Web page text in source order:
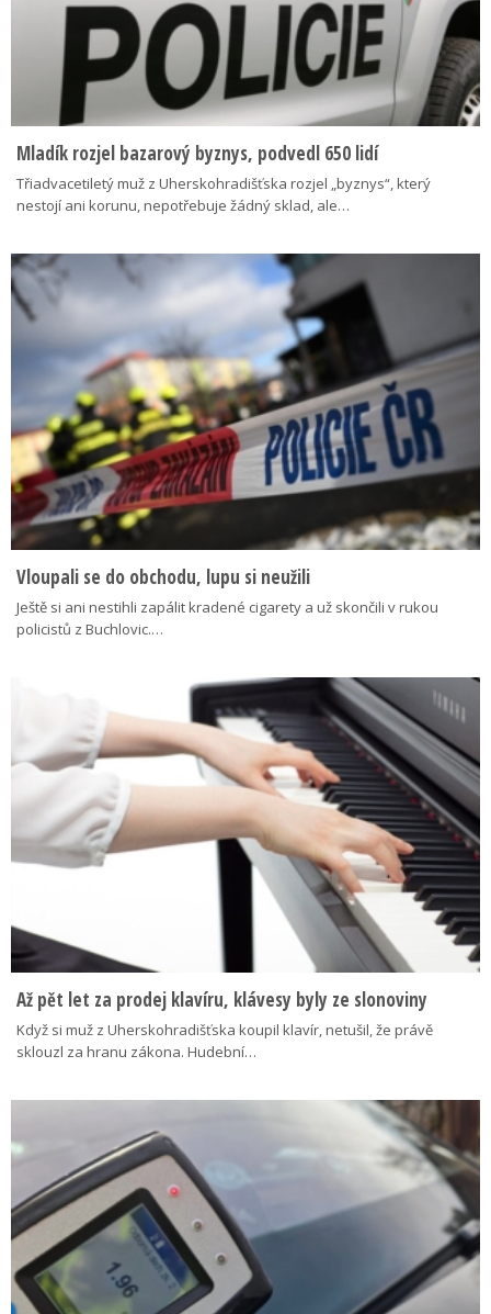
Mladík rozjel bazarový byznys, podvedl 650 lidí
Třiadvacetiletý muž z Uherskohradišťska rozjel „byznys“, který
nestojí ani korunu, nepotřebuje žádný sklad, ale…
Vloupali se do obchodu, lupu si neužili
Ještě si ani nestihli zapálit kradené cigarety a už skončili v rukou
policistů z Buchlovic.…
Až pět let za prodej klavíru, klávesy byly ze slonoviny
Když si muž z Uherskohradišťska koupil klavír, netušil, že právě
sklouzl za hranu zákona. Hudební…